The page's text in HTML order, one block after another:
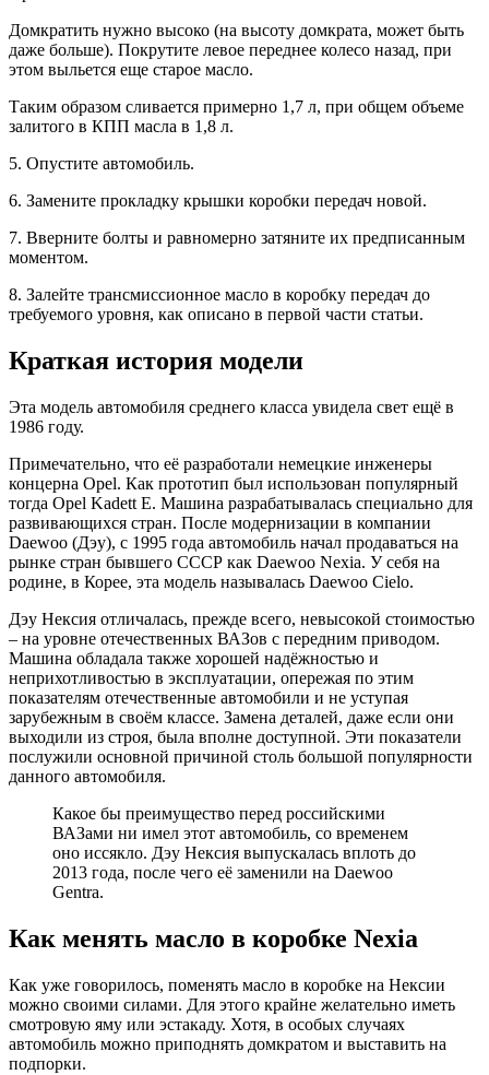
Домкратить нужно высоко (на высоту домкрата, может быть
даже больше). Покрутите левое переднее колесо назад, при
этом выльется еще старое масло.
Таким образом сливается примерно 1,7 л, при общем объеме
залитого в КПП масла в 1,8 л.
5. Опустите автомобиль.
6. Замените прокладку крышки коробки передач новой.
7. Вверните болты и равномерно затяните их предписанным
моментом.
8. Залейте трансмиссионное масло в коробку передач до
требуемого уровня, как описано в первой части статьи.
Краткая история модели
Эта модель автомобиля среднего класса увидела свет ещё в
1986 году.
Примечательно, что её разработали немецкие инженеры
концерна Opel. Как прототип был использован популярный
тогда Opel Kadett E. Машина разрабатывалась специально для
развивающихся стран. После модернизации в компании
Daewoo (Дэу), с 1995 года автомобиль начал продаваться на
рынке стран бывшего СССР как Daewoo Nexia. У себя на
родине, в Корее, эта модель называлась Daewoo Cielo.
Дэу Нексия отличалась, прежде всего, невысокой стоимостью
– на уровне отечественных ВАЗов с передним приводом.
Машина обладала также хорошей надёжностью и
неприхотливостью в эксплуатации, опережая по этим
показателям отечественные автомобили и не уступая
зарубежным в своём классе. Замена деталей, даже если они
выходили из строя, была вполне доступной. Эти показатели
послужили основной причиной столь большой популярности
данного автомобиля.
Какое бы преимущество перед российскими
ВАЗами ни имел этот автомобиль, со временем
оно иссякло. Дэу Нексия выпускалась вплоть до
2013 года, после чего её заменили на Daewoo
Gentra.
Как менять масло в коробке Nexia
Как уже говорилось, поменять масло в коробке на Нексии
можно своими силами. Для этого крайне желательно иметь
смотровую яму или эстакаду. Хотя, в особых случаях
автомобиль можно приподнять домкратом и выставить на
подпорки.